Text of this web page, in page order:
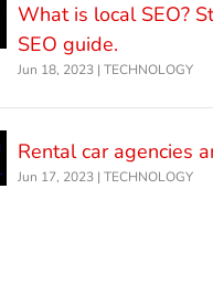
What is local SEO?
SEO guide.
Jun 18, 2023 |TECHNOLOGY
Rental car agencies
Jun 17, 2023 |TECHNOLOGY